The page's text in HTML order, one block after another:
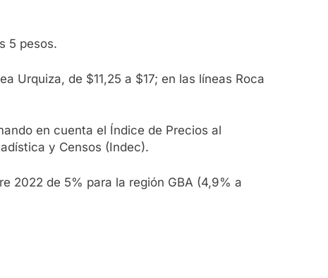
5 pesos.
Urquiza, de $11,25 a $17; en las líneas Roca
en cuenta el Índice de Precios al
y Censos (Indec).
2022 de 5% para la región GBA (4,9% a